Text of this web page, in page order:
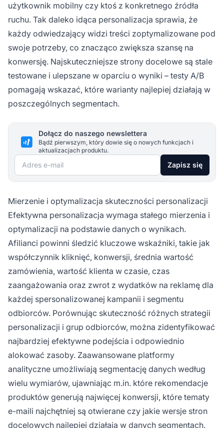
użytkownik mobilny czy ktoś z konkretnego źródła
ruchu. Tak daleko idąca personalizacja sprawia, że
każdy odwiedzający widzi treści zoptymalizowane pod
swoje potrzeby, co znacząco zwiększa szansę na
konwersję. Najskuteczniejsze strony docelowe są stale
testowane i ulepszane w oparciu o wyniki – testy A/B
pomagają wskazać, które warianty najlepiej działają w
poszczególnych segmentach.
Dołącz do naszego newslettera
Bądź pierwszym, który dowie się o nowych funkcjach i
aktualizacjach produktu.
Adres e-mail Zapisz się
Mierzenie i optymalizacja skuteczności personalizacji
Efektywna personalizacja wymaga stałego mierzenia i
optymalizacji na podstawie danych o wynikach.
Afilianci powinni śledzić kluczowe wskaźniki, takie jak
współczynnik kliknięć, konwersji, średnia wartość
zamówienia, wartość klienta w czasie, czas
zaangażowania oraz zwrot z wydatków na reklamę dla
każdej spersonalizowanej kampanii i segmentu
odbiorców. Porównując skuteczność różnych strategii
personalizacji i grup odbiorców, można zidentyfikować
najbardziej efektywne podejścia i odpowiednio
alokować zasoby. Zaawansowane platformy
analityczne umożliwiają segmentację danych według
wielu wymiarów, ujawniając m.in. które rekomendacje
produktów generują najwięcej konwersji, które tematy
e-maili najchętniej są otwierane czy jakie wersje stron
docelowych najlepiej działają w danych segmentach.